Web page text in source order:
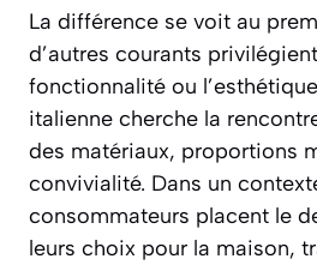
La différence se voit au
d’autres courants
fonctionnalité ou
italienne cherche la
des matériaux, proportions
convivialité. Dans un
consommateurs placent le
leurs choix pour la maison,